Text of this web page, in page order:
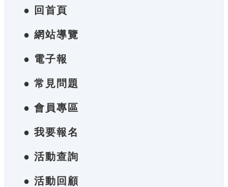
● 回首頁
● 網站導覽
● 電子報
● 常見問題
● 會員專區
● 我要報名
● 活動查詢
● 活動回顧